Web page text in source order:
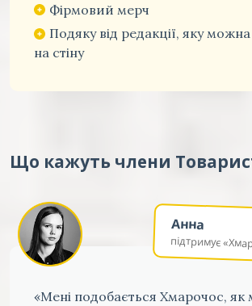
Фірмовий мерч
Подяку від редакції, яку
на стіну
Що кажуть члени
Анна
підтримує
«Мені подобається Хмарочос, як